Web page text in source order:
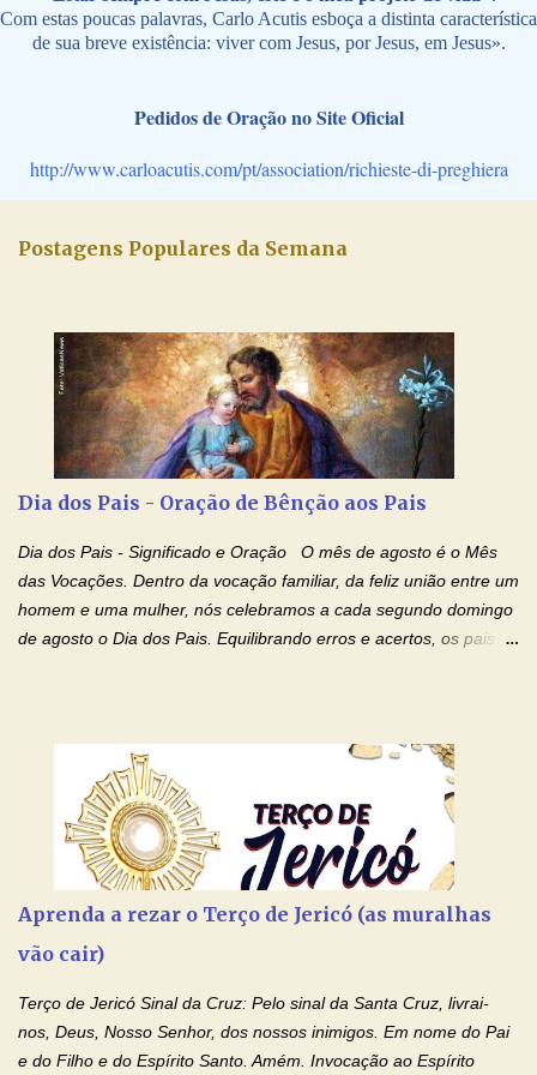
Com estas poucas palavras, Carlo Acutis esboça a distinta característica
de sua breve existência: viver com Jesus, por Jesus, em Jesus».
Pedidos de Oração no Site Oficial
http://www.carloacutis.com/pt/association/richieste-di-preghiera
Postagens Populares da Semana
Dia dos Pais - Oração de Bênção aos Pais
Dia dos Pais - Significado e Oração O mês de agosto é o Mês
das Vocações. Dentro da vocação familiar, da feliz união entre um
homem e uma mulher, nós celebramos a cada segundo domingo
de agosto o Dia dos Pais. Equilibrando erros e acertos, os pais
conforto, boa alimentação, educação de qualidade. E, em geral,
procuram orientá-los para que enfrentem o mundo, com suas
alegrias, com seus dissabores. Acompanham-nos em suas
vitórias, em seus fracassos, em suas lutas. É claro que há
exceções, mas essas exceções só confirmam uma regra porque
pais que não se preocupam com seus filhos não estão no seu
estado natural, normal. O mundo de hoje apresenta anomalias
absurdas. Temos notícia de pais que torturam seus filhos, que os
filhos. Mas isso não é o c...
Aprenda a rezar o Terço de Jericó (as muralhas
vão cair)
Terço de Jericó Sinal da Cruz: Pelo sinal da Santa Cruz, livrai-
nos, Deus, Nosso Senhor, dos nossos inimigos. Em nome do Pai
e do Filho e do Espírito Santo. Amém. Invocação ao Espírito